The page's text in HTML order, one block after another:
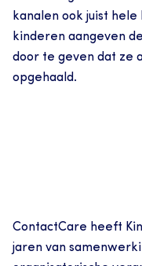
kanalen ook juist
kinderen aangeven
door te geven dat ze
opgehaald.
ContactCare heeft
jaren van